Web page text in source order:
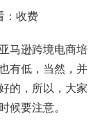
：收费
马逊跨境电商培
有低，当然，并
的，所以，大家
要注意。